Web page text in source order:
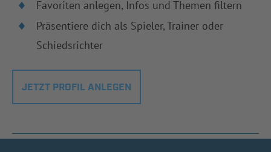
Favoriten anlegen, Infos und Themen filtern
Präsentiere dich als Spieler, Trainer oder
Schiedsrichter
JETZT PROFIL ANLEGEN